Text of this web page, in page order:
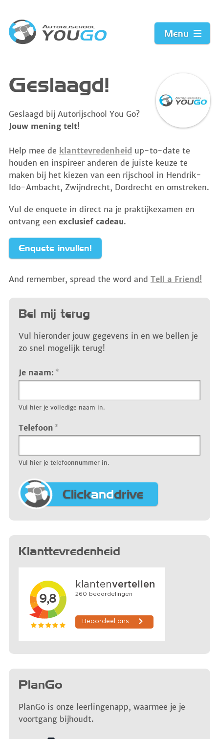
Menu
Werkwijze
Acties
Vacature
Contact
Geslaagd!
Geslaagd bij Autorijschool You Go?
Jouw mening telt!
Help mee de klanttevredenheid up-to-date te
houden en inspireer anderen de juiste keuze te
maken bij het kiezen van een rijschool in Hendrik-
Ido-Ambacht, Zwijndrecht, Dordrecht en omstreken.
Vul de enquete in direct na je praktijkexamen en
ontvang een exclusief cadeau.
Enquete invullen!
And remember, spread the word and Tell a Friend!
Bel mij terug
Vul hieronder jouw gegevens in en we bellen je
zo snel mogelijk terug!
Je naam: *
Vul hier je volledige naam in.
Telefoon *
Vul hier je telefoonnummer in.
Clickanddrive
Klanttevredenheid
PlanGo
PlanGo is onze leerlingenapp, waarmee je je
voortgang bijhoudt.